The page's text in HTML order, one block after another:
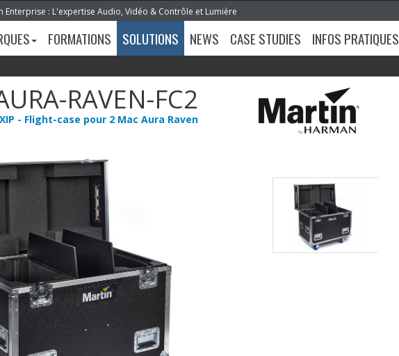
Enterprise : L'expertise Audio, Vidéo & Contrôle et Lumière
FORMATIONS SOLUTIONS NEWS CASE STUDIES INFOS PRATIQUES
RAVEN-FC2
- Flight-case pour 2 Mac Aura Raven